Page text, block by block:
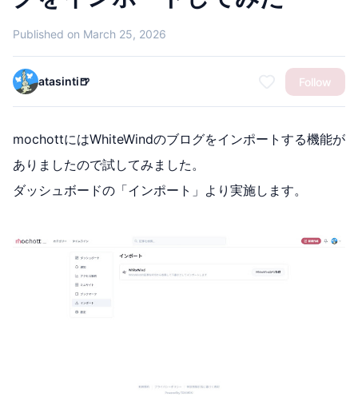
Published on March 25, 2026
atasinti🍺 Follow
mochottにはWhiteWindのブログをインポートする機能が
ありましたので試してみました。
ダッシュボードの「インポート」より実施します。